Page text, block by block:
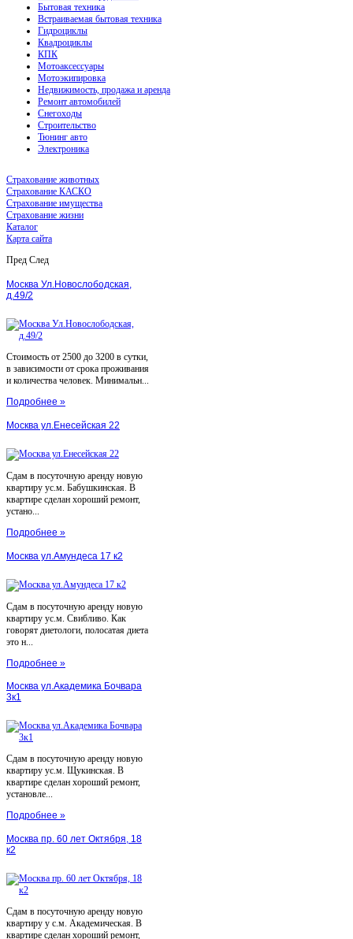
Бытовая техника
Встраиваемая бытовая техника
Гидроциклы
Квадроциклы
КПК
Мотоаксессуары
Мотоэкипировка
Недвижимость, продажа и аренда
Ремонт автомобилей
Снегоходы
Строительство
Тюнинг авто
Электроника
Страхование животных
Страхование КАСКО
Страхование имущества
Страхование жизни
Каталог
Карта сайта
Пред След
Москва Ул.Новослободская,
д.49/2
Стоимость от 2500 до 3200 в сутки,
в зависимости от срока проживания
и количества человек. Минимальн...
Подробнее »
Москва ул.Енесейская 22
Сдам в посуточную аренду новую
квартиру ус.м. Бабушкинская. В
квартире сделан хороший ремонт,
устано...
Подробнее »
Москва ул.Амундеса 17 к2
Сдам в посуточную аренду новую
квартиру ус.м. Свибливо. Как
говорят диетологи, полосатая диета
это н...
Подробнее »
Москва ул.Академика Бочвара
3к1
Сдам в посуточную аренду новую
квартиру ус.м. Щукинская. В
квартире сделан хороший ремонт,
установле...
Подробнее »
Москва пр. 60 лет Октября, 18
к2
Сдам в посуточную аренду новую
квартиру у с.м. Академическая. В
квартире сделан хороший ремонт,